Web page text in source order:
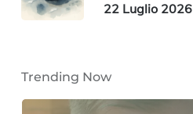
22 Luglio 2026
Trending Now